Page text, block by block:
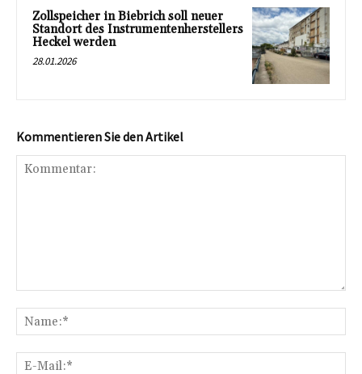
Zollspeicher in Biebrich soll neuer
Standort des Instrumentenherstellers
Heckel werden
28.01.2026
Kommentieren Sie den Artikel